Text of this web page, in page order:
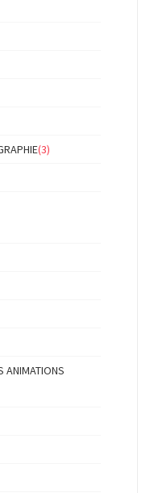
(3)
ANIMATIONS